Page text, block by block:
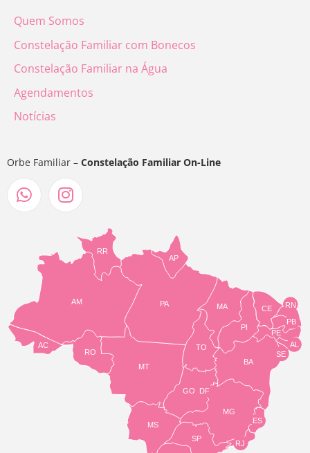
Quem Somos
Constelação Familiar com Bonecos
Constelação Familiar na Água
Agendamentos
Notícias
Orbe Familiar – Constelação Familiar On-Line
TO
BA
SE
PE
AL
RN
CE
PI
MA
AP
PA
RR
AM
AC
RO
MT
MS
GO
SP
MG
RJ
ES
DF
PB